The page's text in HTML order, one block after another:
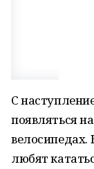
С
появляться
велосипедах.
любят